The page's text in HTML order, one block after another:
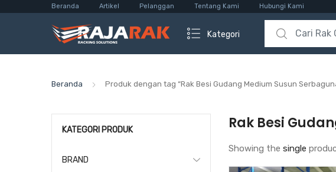
Beranda Artikel Pelanggan Tentang Kami Hubungi Kami
Kategori
Search for:
Beranda Produk dengan tag “Rak Besi Gudang Medium Susun
Rak Besi
Showing the single
KATEGORI PRODUK
BRAND